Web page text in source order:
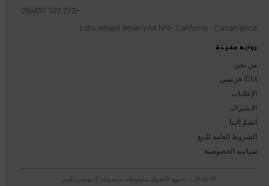
روابط مفيدة
من نحن
IDM فرنسي
الإعلانات
الاشتراك
انضمّ إلينا
الشروط العامة للبيع
سياسة الخصوصية
+212 522 260451
Lotissement Beverly-lot N°6- Californie - Casablanca
© 2026 – جميع الحقوق محفوظة، مجموعة إندوستريكوم